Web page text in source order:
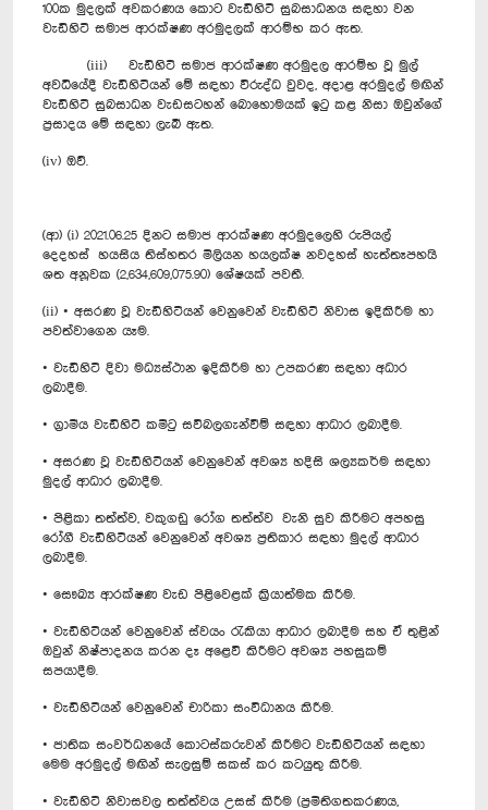
100ක මුදලක් අවකරණය කොට වැඩිහිටි සුබසාධනය සඳහා වන
වැඩිහිටි සමාජ ආරක්ෂණ අරමුදලක් ආරම්භ කර ඇත.
(iii) වැඩිහිටි සමාජ ආරක්ෂණ අරමුදල ආරම්භ වූ මුල්
අවධියේදී වැඩිහිටියන් මේ සඳහා විරුද්ධ වුවද, අදාළ අරමුදල් මඟින්
වැඩිහිටි සුබසාධන වැඩසටහන් බොහොමයක් ඉටු කළ නිසා ඔවුන්ගේ
ප්‍රසාදය මේ සඳහා ලැබී ඇත.
(iv) ඔව්.
(ආ) (i) 2021.06.25 දිනට සමාජ ආරක්ෂණ අරමුදලෙහි රුපියල්
දෙදහස් හයසිය තිස්හතර මිලියන හයලක්ෂ නවදහස් හැත්තෑපහයි
ශත අනූවක (2,634,609,075.90) ශේෂයක් පවතී.
(ii) • අසරණ වූ වැඩිහිටියන් වෙනුවෙන් වැඩිහිටි නිවාස ඉදිකිරීම හා
පවත්වාගෙන යෑම.
• වැඩිහිටි දිවා මධ්‍යස්ථාන ඉදිකිරීම හා උපකරණ සඳහා අධාර
ලබාදීම.
• ග්‍රාමීය වැඩිහිටි කමිටු සවිබලගැන්වීම් සඳහා ආධාර ලබාදීම.
• අසරණ වූ වැඩිහිටියන් වෙනුවෙන් අවශ්‍ය හදිසි ශල්‍යකර්ම සඳහා
මුදල් ආධාර ලබාදීම.
• පිළිකා තත්ත්ව, වකුගඩු රෝග තත්ත්ව වැනි සුව කිරීමට අපහසු
රෝගී වැඩිහිටියන් වෙනුවෙන් අවශ්‍ය ප්‍රතිකාර සඳහා මුදල් ආධාර
ලබාදීම.
• සෞඛ්‍ය ආරක්ෂණ වැඩ පිළිවෙළක් ක්‍රියාත්මක කිරීම.
• වැඩිහිටියන් වෙනුවෙන් ස්වයං රැකියා ආධාර ලබාදීම සහ ඒ තුළින්
ඔවුන් නිෂ්පාදනය කරන දෑ අළෙවි කිරීමට අවශ්‍ය පහසුකම්
සපයාදීම.
• වැඩිහිටියන් වෙනුවෙන් චාරිකා සංවිධානය කිරීම.
• ජාතික සංවර්ධනයේ කොටස්කරුවන් කිරීමට වැඩිහිටියන් සඳහා
මෙම අරමුදල් මඟින් සැලසුම් සකස් කර කටයුතු කිරීම.
• වැඩිහිටි නිවාසවල තත්ත්වය උසස් කිරීම (ප්‍රමිතිගතකරණය,